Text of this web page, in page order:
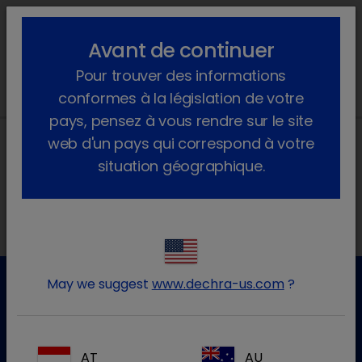
lock_outline search menu
Pour plus d'informations, veuillez contacter notre service
Avant de continuer
Pour trouver des informations
conformes à la législation de votre
pays, pensez à vous rendre sur le site
web d'un pays qui correspond à votre
situation géographique.
May we suggest www.dechra-us.com ?
AT AU